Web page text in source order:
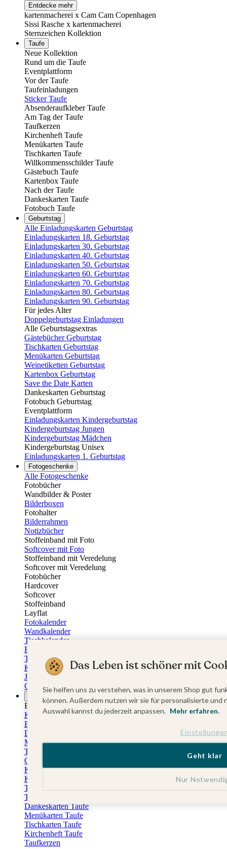
Entdecke mehr
kartenmacherei x Cam Cam Copenhagen
Sissi Rasche x kartenmacherei
Sternzeichen Kollektion
Taufe
Neue Kollektion
Rund um die Taufe
Eventplattform
Vor der Taufe
Taufeinladungen
Sticker Taufe
Absenderaufkleber Taufe
Am Tag der Taufe
Taufkerzen
Kirchenheft Taufe
Menükarten Taufe
Tischkarten Taufe
Willkommensschilder Taufe
Gästebuch Taufe
Kartenbox Taufe
Nach der Taufe
Dankeskarten Taufe
Fotobuch Taufe
Geburtstag
Alle Einladungskarten Geburtstag
Einladungskarten 18. Geburtstag
Einladungskarten 30. Geburtstag
Einladungskarten 40. Geburtstag
Einladungskarten 50. Geburtstag
Einladungskarten 60. Geburtstag
Einladungskarten 70. Geburtstag
Einladungskarten 80. Geburtstag
Einladungskarten 90. Geburtstag
Für jedes Alter
Doppelgeburtstag Einladungen
Alle Geburtstagsextras
Gästebücher Geburtstag
Tischkarten Geburtstag
Menükarten Geburtstag
Weinetiketten Geburtstag
Kartenbox Geburtstag
Save the Date Karten
Dankeskarten Geburtstag
Fotobuch Geburtstag
Eventplattform
Einladungskarten Kindergeburtstag
Kindergeburtstag Jungen
Kindergeburtstag Mädchen
Kindergeburtstag Unisex
Einladungskarten 1. Geburtstag
Fotogeschenke
Alle Fotogeschenke
Fotobücher
Wandbilder & Poster
Bilderboxen
Fotohalter
Bilderrahmen
Notizbücher
Stoffeinband mit Foto
Softcover mit Foto
Stoffeinband mit Veredelung
Softcover mit Veredelung
Fotobücher
Hardcover
Softcover
Stoffeinband
Layflat
Fotokalender
Wandkalender
Tischkalender
Familienkalender
Terminkalender
Küchenkalender
Jahresplaner
Geburtstagskalender
Anlässe
Eventplattform
Kommunionskarten
Einladungskarten Kommunion
Danksagung Kommunion
Menükarten Kommunion
Tischkarten Kommunion
Gästebuch Kommunion
Kerzen Kommunion
Kartenbox Kommunion
Taufkarten
Taufeinladungen
Dankeskarten Taufe
Menükarten Taufe
Tischkarten Taufe
Kirchenheft Taufe
Taufkerzen
Das Leben ist schöner mit
Sie helfen uns zu verstehen, was in unserem Shop gut
können. Außerdem nutzen wir sie für personalisierte
Auswahl kannst du jederzeit anpassen. Mehr erfahren.
Nur
Geht klar